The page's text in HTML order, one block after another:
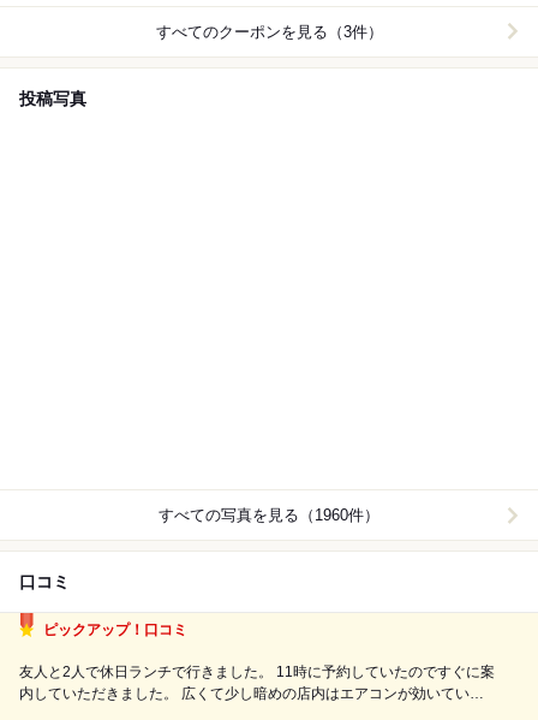
すべてのクーポンを見る（3件）
投稿写真
すべての写真を見る（1960件）
口コミ
ピックアップ！口コミ
友人と2人で休日ランチで行きました。 11時に予約していたのですぐに案
内していただきました。 広くて少し暗めの店内はエアコンが効いていて